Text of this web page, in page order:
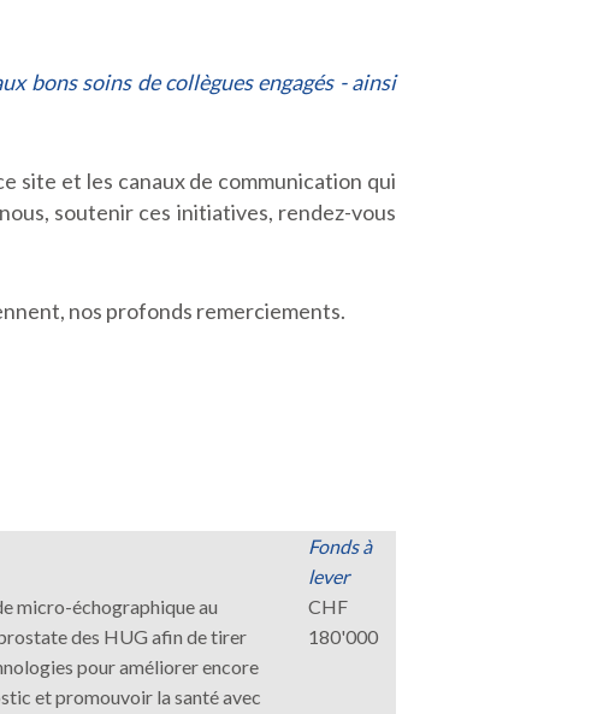
bons soins de collègues engagés - ainsi
site et les canaux de communication qui
soutenir ces initiatives, rendez-vous
nos profonds remerciements.
Fonds à
lever
micro-échographique au
des HUG afin de tirer
pour améliorer encore
et promouvoir la santé avec
CHF
180'000